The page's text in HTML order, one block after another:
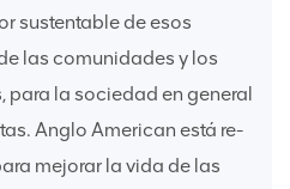
sustentable de esos
las comunidades y los
la sociedad en general
Anglo American está re-
mejorar la vida de las